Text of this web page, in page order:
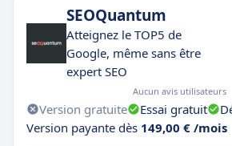
SEOQuantum
Atteignez le TOP5 de
Google, même sans être
expert SEO
Aucun avis utilisateurs
Version gratuite Essai gratuit
Version payante dès 149,00 € /mois